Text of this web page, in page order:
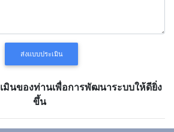
ส่งแบบประเมิน
นของท่านเพื่อการพัฒนาระบบให้ดียิ่ง
ขึ้น